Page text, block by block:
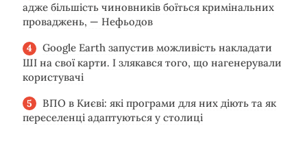
адже більшість чиновників боїться кримінальних
проваджень, — Нефьодов
Google Earth запустив можливість накладати
ШІ на свої карти. І злякався того, що нагенерували
користувачі
ВПО в Києві: які програми для них діють та як
переселенці адаптуються у столиці